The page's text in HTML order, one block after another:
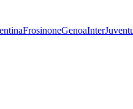
FrosinoneGenoaInter